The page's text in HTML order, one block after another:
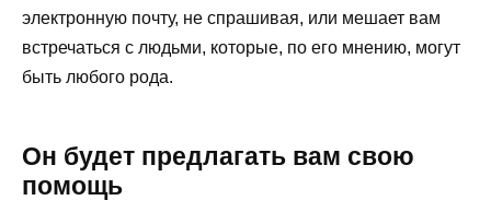
электронную почту, не спрашивая, или мешает вам
встречаться с людьми, которые, по его мнению, могут
быть любого рода.
Он будет предлагать вам свою
помощь